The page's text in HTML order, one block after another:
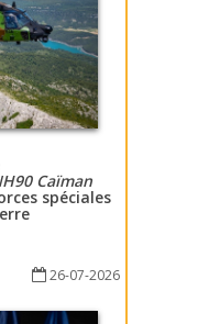
Caïman
spéciales
26-07-2026